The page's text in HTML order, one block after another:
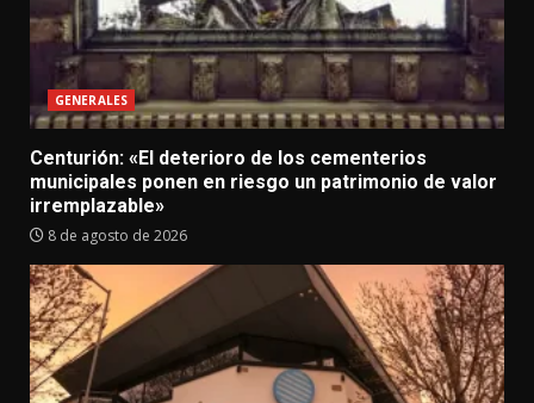
GENERALES
Centurión: «El deterioro de los cementerios
municipales ponen en riesgo un patrimonio de valor
irremplazable»
8 de agosto de 2026